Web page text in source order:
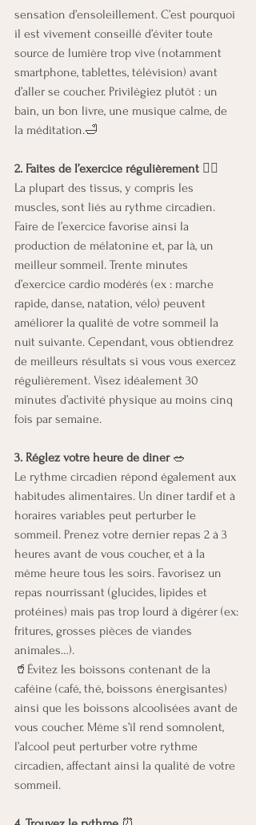
sensation d’ensoleillement. C’est pourquoi
il est vivement conseillé d’éviter toute
source de lumière trop vive (notamment
smartphone, tablettes, télévision) avant
d’aller se coucher. Privilégiez plutôt : un
bain, un bon livre, une musique calme, de
la méditation.🛁
2. Faites de l’exercice régulièrement 🏊🏻
La plupart des tissus, y compris les
muscles, sont liés au rythme circadien.
Faire de l’exercice favorise ainsi la
production de mélatonine et, par là, un
meilleur sommeil. Trente minutes
d’exercice cardio modérés (ex : marche
rapide, danse, natation, vélo) peuvent
améliorer la qualité de votre sommeil la
nuit suivante. Cependant, vous obtiendrez
de meilleurs résultats si vous vous exercez
régulièrement. Visez idéalement 30
minutes d’activité physique au moins cinq
fois par semaine.
3. Réglez votre heure de diner 🥗
Le rythme circadien répond également aux
habitudes alimentaires. Un dîner tardif et à
horaires variables peut perturber le
sommeil. Prenez votre dernier repas 2 à 3
heures avant de vous coucher, et à la
même heure tous les soirs. Favorisez un
repas nourrissant (glucides, lipides et
protéines) mais pas trop lourd à digérer (ex:
fritures, grosses pièces de viandes
animales…).
🥤Évitez les boissons contenant de la
caféine (café, thé, boissons énergisantes)
ainsi que les boissons alcoolisées avant de
vous coucher. Même s’il rend somnolent,
l’alcool peut perturber votre rythme
circadien, affectant ainsi la qualité de votre
sommeil.